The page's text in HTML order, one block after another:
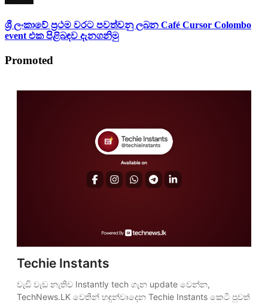
ශ්‍රී ලංකාවේ ප්‍රථම වරට පවත්වනු ලබන Café Cursor Colombo
event එක පිළිබඳව දැනගනිමු
Promoted
Techie Instants
වැඩි වැඩ නැතිව Instantly tech ගැන update වෙන්න,
TechNews.LK වෙතින් හඳුන්වාදෙන Techie Instants කෙටි පුවත්